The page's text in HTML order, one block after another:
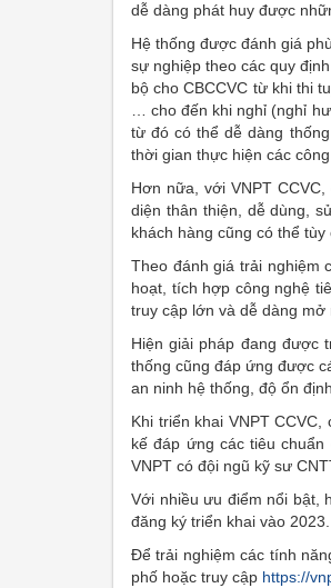
dễ dàng phát huy được
Hệ thống được đánh giá
sự nghiệp theo các quy
bộ cho CBCCVC từ khi thi
… cho đến khi nghỉ (nghỉ
từ đó có thể dễ dàng
thời gian thực hiện các
Hơn nữa, với VNPT
diện thân thiện, dễ dùng,
khách hàng cũng có thể
Theo đánh giá trải nghiệm
hoạt, tích hợp công nghệ
truy cập lớn và dễ dàng mở
Hiện giải pháp đang được
thống cũng đáp ứng được
an ninh hệ thống, độ ổn
Khi triển khai VNPT
kế đáp ứng các tiêu
VNPT có đội ngũ kỹ sư
Với nhiều ưu điểm nổi bật,
đăng ký triển khai vào 2023.
Để trải nghiệm các tính
phố hoặc truy cập https://